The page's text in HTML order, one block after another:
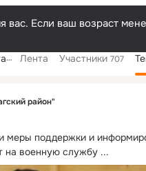
Если ваш возраст
Лента Участники 707
район"
меры поддержки и
на военную службу ...